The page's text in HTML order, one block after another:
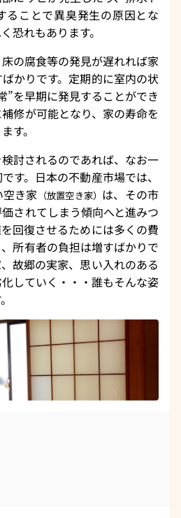
ることで異臭発生の原因とな
恐れもあります。
の腐食等の発見が遅れれば家
かりです。定期的に室内の状
”を早期に発見することができ
修が可能となり、家の寿命を
す。
討されるのであれば、なお一
す。日本の不動産市場では、
き家 （放置空き家） は、その市
されてしまう傾向へと進みつ
回復させるためには多くの費
所有者の負担は増すばかりで
故郷の実家、思い入れのある
していく・・・誰もそんな姿